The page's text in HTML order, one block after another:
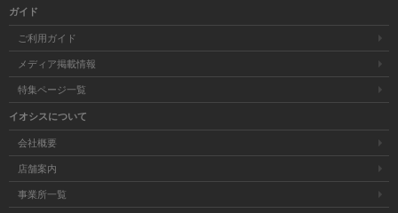
ガイド
ご利用ガイド
メディア掲載情報
特集ページ一覧
イオシスについて
会社概要
店舗案内
事業所一覧